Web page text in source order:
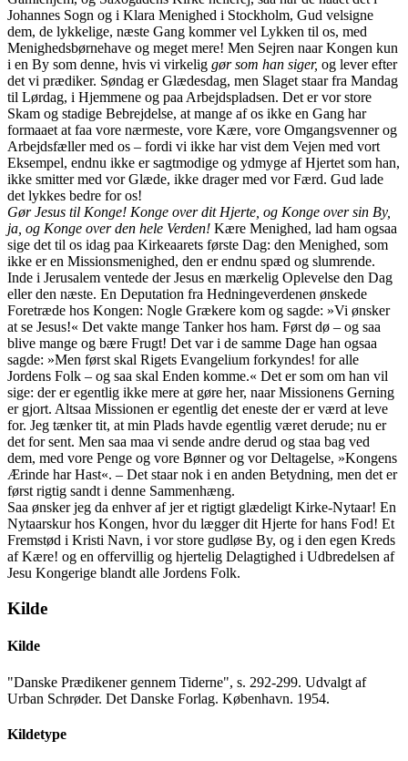
Johannes Sogn og i Klara Menighed i Stockholm, Gud velsigne
dem, de lykkelige, næste Gang kommer vel Lykken til os, med
Menighedsbørnehave og meget mere! Men Sejren naar Kongen kun
i en By som denne, hvis vi virkelig gør som han siger, og lever efter
det vi prædiker. Søndag er Glædesdag, men Slaget staar fra Mandag
til Lørdag, i Hjemmene og paa Arbejdspladsen. Det er vor store
Skam og stadige Bebrejdelse, at mange af os ikke en Gang har
formaaet at faa vore nærmeste, vore Kære, vore Omgangsvenner og
Arbejdsfæller med os – fordi vi ikke har vist dem Vejen med vort
Eksempel, endnu ikke er sagtmodige og ydmyge af Hjertet som han,
ikke smitter med vor Glæde, ikke drager med vor Færd. Gud lade
det lykkes bedre for os!
Gør Jesus til Konge! Konge over dit Hjerte, og Konge over sin By,
ja, og Konge over den hele Verden! Kære Menighed, lad ham ogsaa
sige det til os idag paa Kirkeaarets første Dag: den Menighed, som
ikke er en Missionsmenighed, den er endnu spæd og slumrende.
Inde i Jerusalem ventede der Jesus en mærkelig Oplevelse den Dag
eller den næste. En Deputation fra Hedningeverdenen ønskede
Foretræde hos Kongen: Nogle Grækere kom og sagde: »Vi ønsker
at se Jesus!« Det vakte mange Tanker hos ham. Først dø – og saa
blive mange og bære Frugt! Det var i de samme Dage han ogsaa
sagde: »Men først skal Rigets Evangelium forkyndes! for alle
Jordens Folk – og saa skal Enden komme.« Det er som om han vil
sige: der er egentlig ikke mere at gøre her, naar Missionens Gerning
er gjort. Altsaa Missionen er egentlig det eneste der er værd at leve
for. Jeg tænker tit, at min Plads havde egentlig været derude; nu er
det for sent. Men saa maa vi sende andre derud og staa bag ved
dem, med vore Penge og vore Bønner og vor Deltagelse, »Kongens
Ærinde har Hast«. – Det staar nok i en anden Betydning, men det er
først rigtig sandt i denne Sammenhæng.
Saa ønsker jeg da enhver af jer et rigtigt glædeligt Kirke-Nytaar! En
Nytaarskur hos Kongen, hvor du lægger dit Hjerte for hans Fod! Et
Fremstød i Kristi Navn, i vor store gudløse By, og i den egen Kreds
af Kære! og en offervillig og hjertelig Delagtighed i Udbredelsen af
Jesu Kongerige blandt alle Jordens Folk.
Kilde
Kilde
"Danske Prædikener gennem Tiderne", s. 292-299. Udvalgt af
Urban Schrøder. Det Danske Forlag. København. 1954.
Kildetype